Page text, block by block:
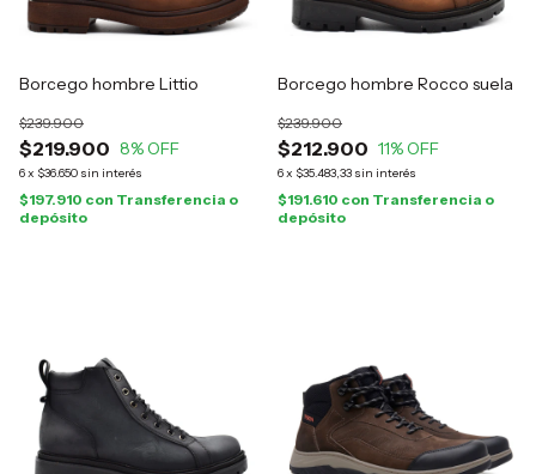
Borcego hombre Littio
$219.900
$239.900
8% OFF
6x $36.650 sin interés
$197.910 con Transferencia o
depósito
Borcego hombre Rocco suela
$212.900
$239.900
11% OFF
6x $35.483,33 sin interés
$191.610 con Transferencia o
depósito